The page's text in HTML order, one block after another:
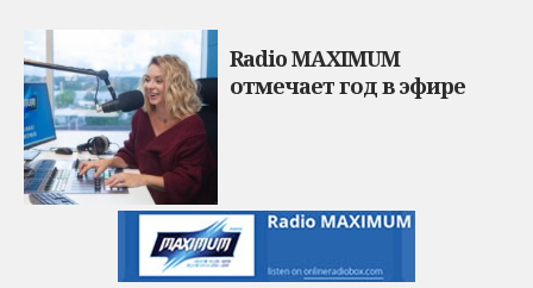
Radio MAXIMUM
отмечает год в эфире